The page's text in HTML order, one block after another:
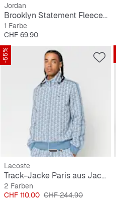
Jordan
Brooklyn Statement Fleece Open Hem Pant
1 Farbe
Preis
CHF 69.90
-55%
Lacoste
Track-Jacke Paris aus Jacquard mit Reißverschluss
2 Farben
Preis
CHF 110.00 Originalpreis
CHF 244.90